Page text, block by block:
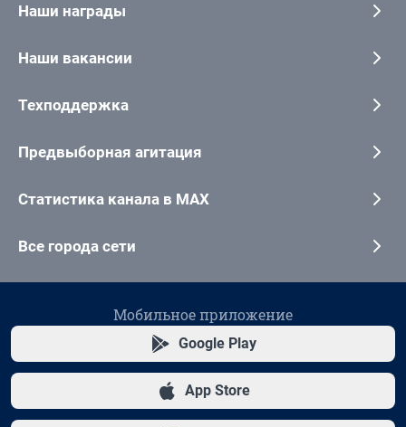
Наши награды
Наши вакансии
Техподдержка
Предвыборная агитация
Статистика канала в MAX
Все города сети
Мобильное приложение
Google Play
App Store